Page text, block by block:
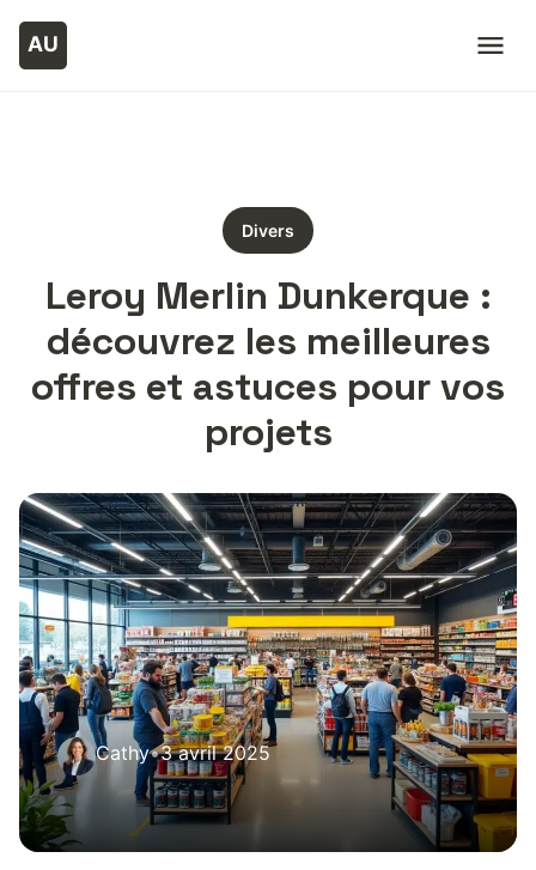
Divers
Leroy Merlin Dunkerque :
découvrez les meilleures
offres et astuces pour vos
projets
Cathy•3 avril 2025